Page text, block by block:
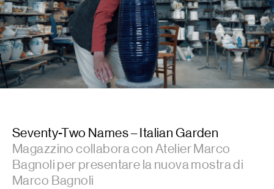
Seventy-Two Names – Italian Garden
Magazzino collabora con Atelier Marco
Bagnoli per presentare la nuova mostra di
Marco Bagnoli